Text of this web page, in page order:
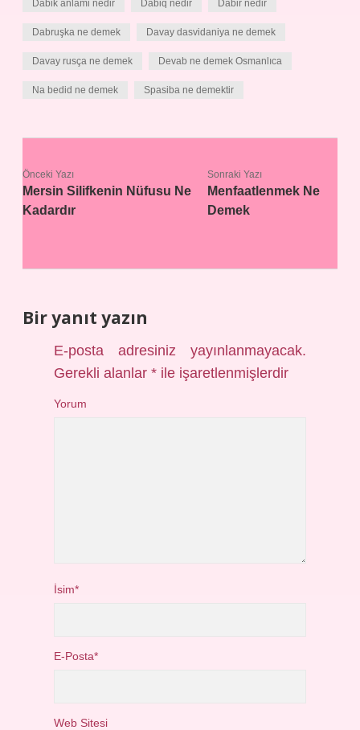
Dabik anlami nedir Dabiq nedir Dabir nedir
Dabruşka ne demek Davay dasvidaniya ne demek
Davay rusça ne demek Devab ne demek Osmanlıca
Na bedid ne demek Spasiba ne demektir
Önceki Yazı
Mersin Silifkenin Nüfusu Ne
Kadardır
Sonraki Yazı
Menfaatlenmek Ne
Demek
Bir yanıt yazın
E-posta adresiniz yayınlanmayacak.
Gerekli alanlar* ile işaretlenmişlerdir
Yorum
İsim*
E-Posta*
Web Sitesi